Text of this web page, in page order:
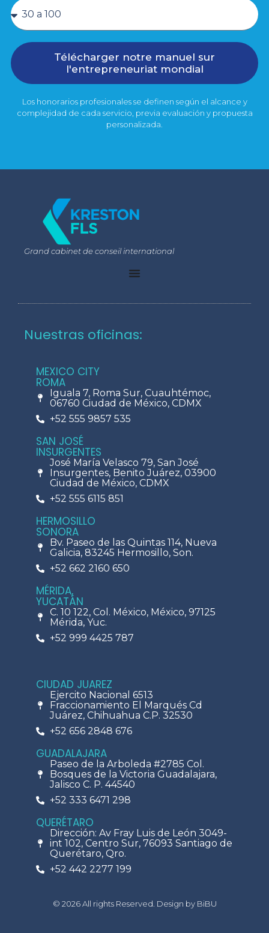
Télécharger notre manuel sur
l'entrepreneuriat mondial
Los honorarios profesionales se definen según el alcance y
complejidad de cada servicio, previa evaluación y propuesta
personalizada.
Grand cabinet de conseil international
Nuestras oficinas:
MEXICO CITY
ROMA
Iguala 7, Roma Sur, Cuauhtémoc,
06760 Ciudad de México, CDMX
+52 555 9857 535
SAN JOSÉ
INSURGENTES
José María Velasco 79, San José
Insurgentes, Benito Juárez, 03900
Ciudad de México, CDMX
+52 555 6115 851
HERMOSILLO
SONORA
Bv. Paseo de las Quintas 114, Nueva
Galicia, 83245 Hermosillo, Son.
+52 662 2160 650
MÉRIDA,
YUCATÁN
C. 10 122, Col. México, México, 97125
Mérida, Yuc.
+52 999 4425 787
CIUDAD JUAREZ
Ejercito Nacional 6513
Fraccionamiento El Marqués Cd
Juárez, Chihuahua C.P. 32530
+52 656 2848 676
GUADALAJARA
Paseo de la Arboleda #2785 Col.
Bosques de la Victoria Guadalajara,
Jalisco C. P. 44540
+52 333 6471 298
QUERÉTARO
Dirección: Av Fray Luis de León 3049-
int 102, Centro Sur, 76093 Santiago de
Querétaro, Qro.
+52 442 2277 199
© 2026 All rights Reserved. Design by BiBU